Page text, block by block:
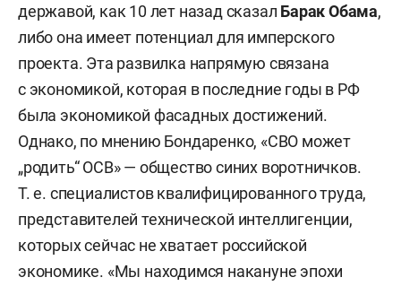
державой, как 10 лет назад сказал Барак Обама,
либо она имеет потенциал для имперского
проекта. Эта развилка напрямую связана
с экономикой, которая в последние годы в РФ
была экономикой фасадных достижений.
Однако, по мнению Бондаренко, «СВО может
„родить“ ОСВ» — общество синих воротничков.
Т. е. специалистов квалифицированного труда,
представителей технической интеллигенции,
которых сейчас не хватает российской
экономике. «Мы находимся накануне эпохи